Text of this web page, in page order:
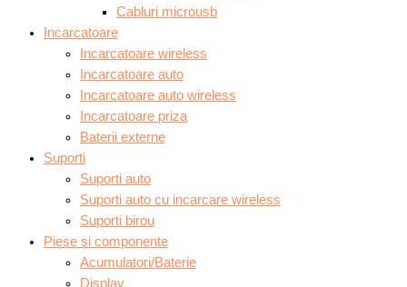
Cabluri microusb
Incarcatoare
Incarcatoare wireless
Incarcatoare auto
Incarcatoare auto wireless
Incarcatoare priza
Baterii externe
Suporti
Suporti auto
Suporti auto cu incarcare wireless
Suporti birou
Piese si componente
Acumulatori/Baterie
Display